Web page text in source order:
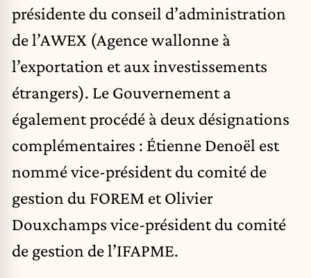
présidente du conseil d’administration
de l’AWEX (Agence wallonne à
l’exportation et aux investissements
étrangers). Le Gouvernement a
également procédé à deux désignations
complémentaires : Étienne Denoël est
nommé vice-président du comité de
gestion du FOREM et Olivier
Douxchamps vice-président du comité
de gestion de l’IFAPME.